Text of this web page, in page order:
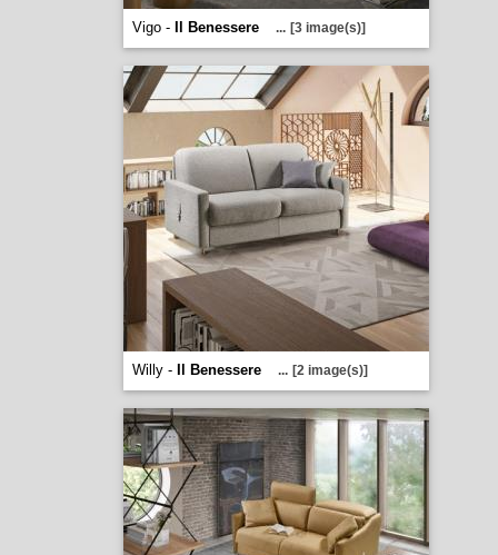
Vigo - Il Benessere ... [3 image(s)]
Willy - Il Benessere ... [2 image(s)]